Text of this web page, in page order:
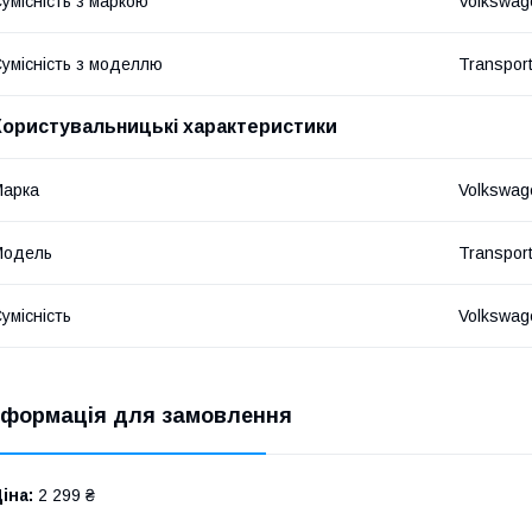
з моделлю
характеристики
для замовлення
2 299 ₴